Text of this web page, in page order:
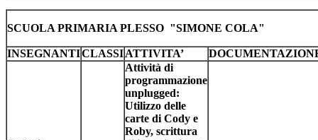
SCUOLA PRIMARIA PLESSO "SIMONE COLA"
INSEGNANTICLASSIATTIVITA’
Attività di
programmazione
unplugged:
Utilizzo delle
carte di Cody e
Roby, scrittura